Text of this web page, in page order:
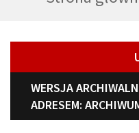
WERSJA
ADRESEM: